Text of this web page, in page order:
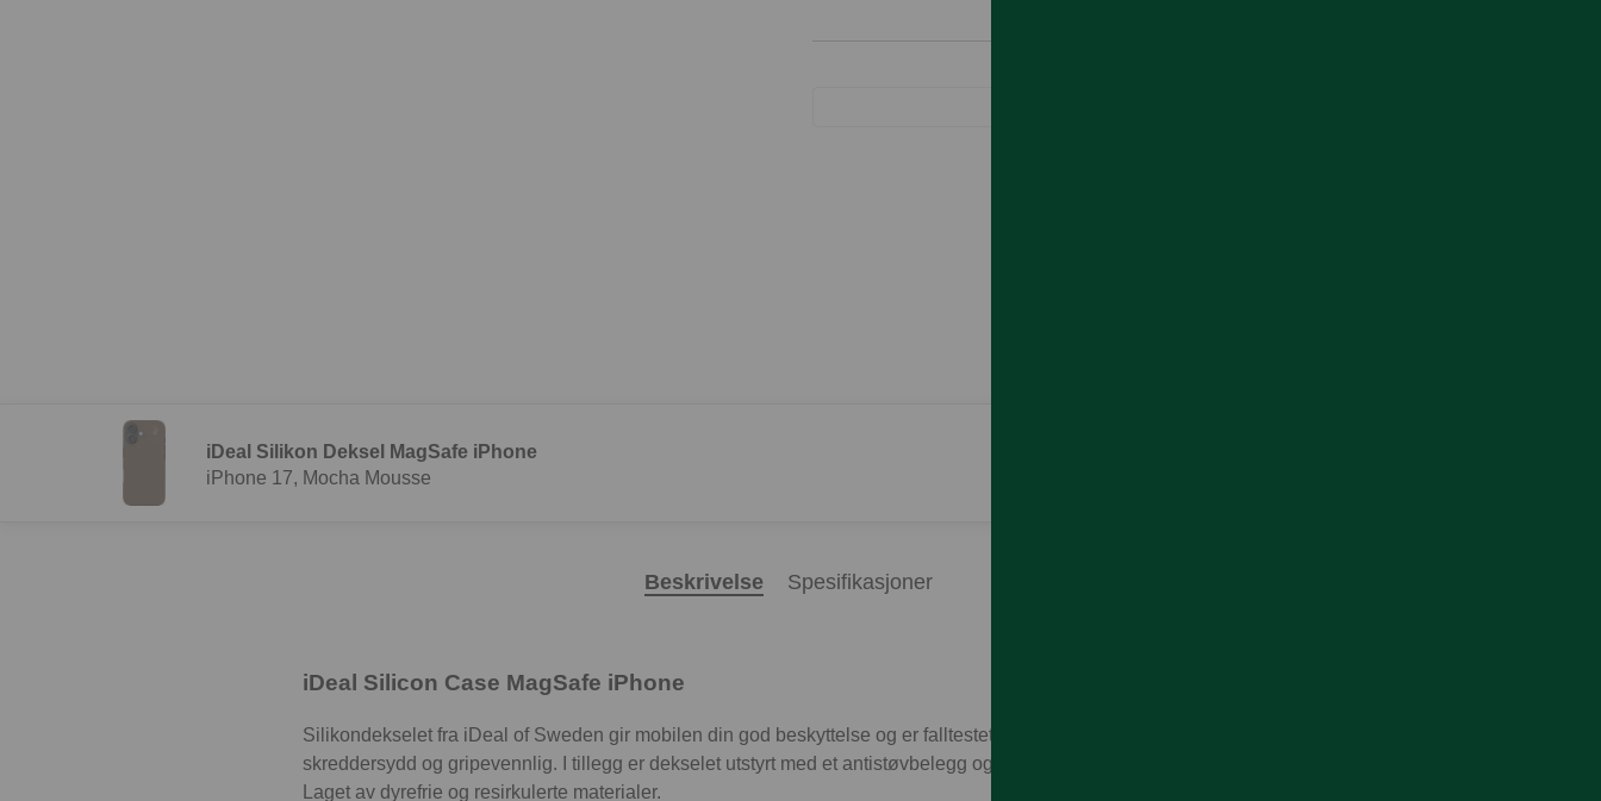
iDeal Silikon Deksel MagSafe iPhone
iPhone 17, Mocha Mousse
Beskrivelse Spesifikasjoner
iDeal Silicon Case MagSafe iPhone
Silikondekselet fra iDeal of Sweden gir mobilen din god beskyttelse og er falltestet fra 2 meter. Dekselet er
skreddersydd og gripevennlig. I tillegg er dekselet utstyrt med et antistøvbelegg og et mikrofiberfôr som forhindrer riper.
Laget av dyrefrie og resirkulerte materialer.